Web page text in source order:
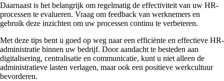
Daarnaast is het belangrijk om regelmatig de effectiviteit van uw HR-
processen te evalueren. Vraag om feedback van werknemers en
gebruik deze inzichten om uw processen continu te verbeteren.
Met deze tips bent u goed op weg naar een efficiënte en effectieve HR-
administratie binnen uw bedrijf. Door aandacht te besteden aan
digitalisering, centralisatie en communicatie, kunt u niet alleen de
administratieve lasten verlagen, maar ook een positieve werkcultuur
bevorderen.